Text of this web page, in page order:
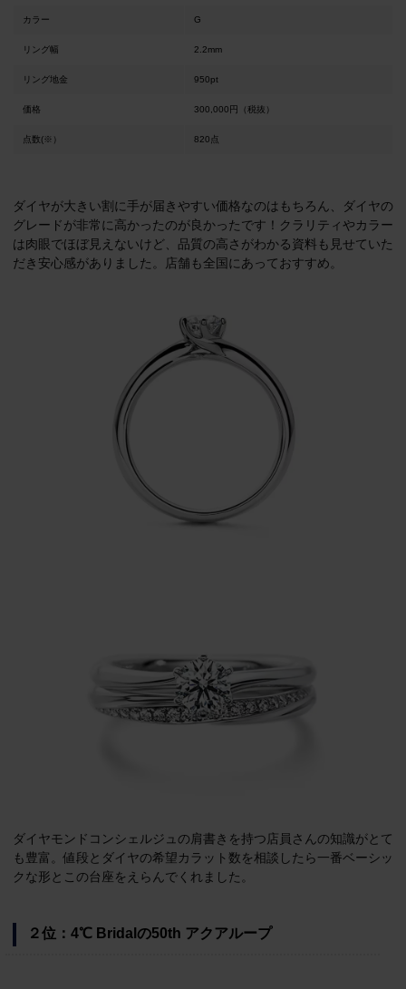
カラー G
リング幅 2.2mm
リング地金 950pt
価格 300,000円（税抜）
点数(※） 820点
ダイヤが大きい割に手が届きやすい価格なのはもちろん、ダイヤの
グレードが非常に高かったのが良かったです！クラリティやカラー
は肉眼でほぼ見えないけど、品質の高さがわかる資料も見せていた
だき安心感がありました。店舗も全国にあっておすすめ。
ダイヤモンドコンシェルジュの肩書きを持つ店員さんの知識がとて
も豊富。値段とダイヤの希望カラット数を相談したら一番ベーシッ
クな形とこの台座をえらんでくれました。
２位：4℃ Bridalの50th アクアループ